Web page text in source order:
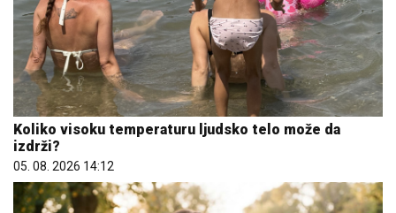
Koliko visoku temperaturu ljudsko telo može da
izdrži?
05. 08. 2026 14:12